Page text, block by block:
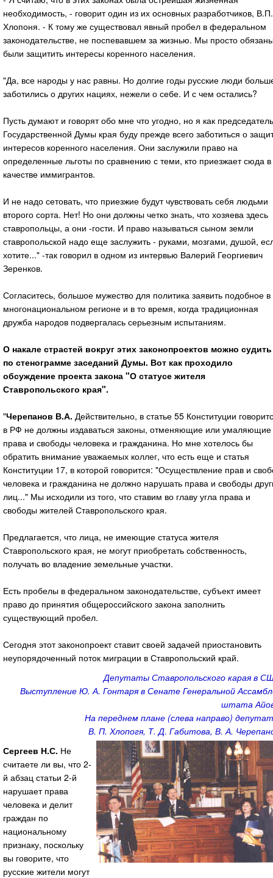
необходимость, - говорит один из их основных разработчиков, В.П.
Хлопоня. - К тому же существовал явный пробел в федеральном
законодательстве, не поспевавшем за жизнью. Мы просто
были защитить интересы коренного населения.
"Да, все народы у нас равны. Но долгие годы русские люди
заботились о других нациях, нежели о себе. И с чем остались?
Пусть думают и говорят обо мне что угодно, но я как председатель
Государственной Думы края буду прежде всего заботиться о
интересов коренного населения. Они заслужили право на
определенные льготы по сравнению с теми, кто приезжает сюда в
качестве иммигрантов.
И не надо сетовать, что приезжие будут чувствовать себя людьми
второго сорта. Нет! Но они должны четко знать, что хозяева здесь
ставропольцы, а они -гости. И право называться сыном земли
ставропольской надо еще заслужить - руками, мозгами, душой,
хотите..." -так говорил в одном из интервью Валерий Георгиевич
Зеренков.
Согласитесь, большое мужество для политика заявить подобное в
многонациональном регионе и в то время, когда традиционная
дружба народов подвергалась серьезным испытаниям.
О накале страстей вокруг этих законопроектов можно судить
по стенограмме заседаний Думы. Вот как проходило
обсуждение проекта закона "О статусе жителя
Ставропольского края".
"Черепанов В.А. Действительно, в статье 55 Конституции
в РФ не должны издаваться законы, отменяющие или умаляющие
права и свободы человека и гражданина. Но мне хотелось бы
обратить внимание уважаемых коллег, что есть еще и статья
Конституции 17, в которой говорится: "Осуществление прав и
человека и гражданина не должно нарушать права и свободы
лиц..." Мы исходили из того, что ставим во главу угла права и
свободы жителей Ставропольского края.
Предлагается, что лица, не имеющие статуса жителя
Ставропольского края, не могут приобретать собственность,
получать во владение земельные участки.
Есть пробелы в федеральном законодательстве, субъект имеет
право до принятия общероссийского закона заполнить
существующий пробел.
Сегодня этот законопроект ставит своей задачей приостановить
неупорядоченный поток миграции в Ставропольский край.
Депутаты Ставропольского карая в
Выступление Ю. А. Гонтаря в Сенате Генеральной
штата
На переднем плане (слева направо)
В. П. Хлопогя, Т. Д. Габитова, В. А.
Сергеев Н.С. Не
считаете ли вы, что 2-
й абзац статьи 2-й
нарушает права
человека и делит
граждан по
национальному
признаку, поскольку
вы говорите, что
русские жители могут